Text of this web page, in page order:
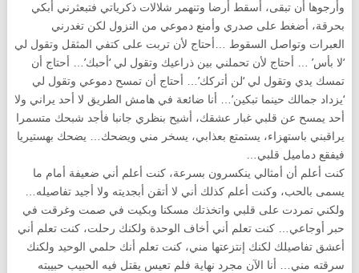
وأرجوها أن تبقى، أسقط أرضا وتنهمر شلالات ذكرياتي فتبعثرني أبكي
بحرقة، أضغط على صدري وأمنع دموعي من النزول لكن تغدرني
العبرات وتواصل السقوط …أحتاج لأن تربت على كتفي المثقل وتقول لي
‘لا بأس’ … أحتاج لأن تحملني بين ذراعيك وتقول لي ‘أحبك’… أحتاج أن
تمسك يدي وتقول لي ‘لن أتركك’… أحتاج أن تمسح دموعي وتقول لي
‘يزداد جمالك حينما تبكين’… أنا ضائعة في هامش الطريق لا أحد يراني ولا
أحد يمسح عن قلبي غبار عشقك، أشيح بنظري جانبا فأجد شبحك متسمرا
يراقبني باستهزاء، يستمتع بعذابي، يسخر مني ويضحك… يضحك بهستيريا
فيفقع دماميل قلبي…
كنت أعلم أن أمثالي ينكسرون بسرعة، كنت أعلم أني ضعيفة أمام ما
يسمى بالحب، وكنت أعلم كذلك أني لا أتقن أبجديته ولا أجيد تفاصيله…
ولكني تمردت على قلبي واتخذتك مسكنا وبكيت في صمت وغرقت في
حبر أوجاعي… كنت تعلم أني أخاف الوحدة ولكنك رحلت، كنت تعلم أني
أعشق تفاصيلك لكنك إنتزعتها مني، كنت تعلم أنك حلمي الوحيد ولكنك
سرقته مني… أنا الآن مجرد نهاية فلم تعيس يقتل فيه الحبيب حبيبته